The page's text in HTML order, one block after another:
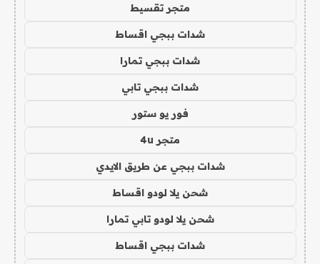
متجر تقسيط
شدات ببجي اقساط
شدات ببجي تمارا
شدات ببجي تابي
فور يو ستور
متجر 4u
شدات ببجي عن طريق الايدي
شحن يلا لودو اقساط
شحن يلا لودو تابي تمارا
شدات ببجي اقساط